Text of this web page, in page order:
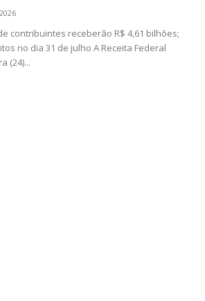
contribuintes receberão R$ 4,61 bilhões;
no dia 31 de julho A Receita Federal
(24)...